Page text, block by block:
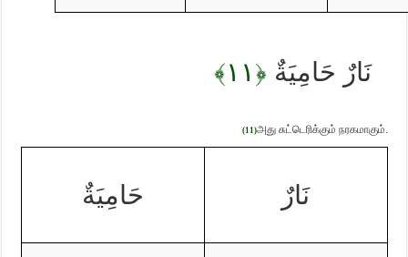
نَارٌ حَامِيَةٌ ﴿١١﴾
(11)அது சுட்டெரிக்கும் நரகமாகும்.
حَامِيَةٌ نَارٌ